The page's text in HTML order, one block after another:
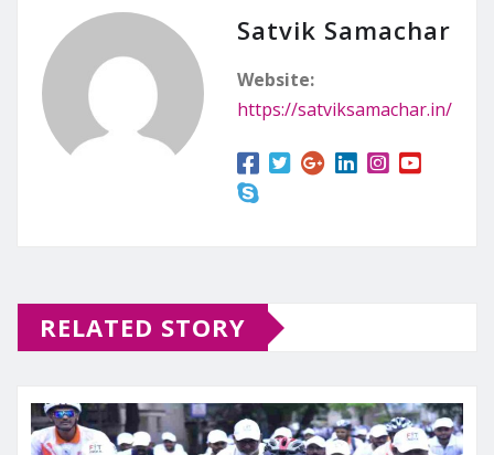
Satvik Samachar
Website:
https://satviksamachar.in/
RELATED STORY